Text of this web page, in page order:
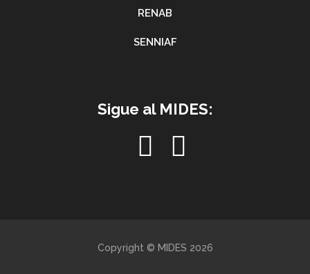
RENAB
SENNIAF
Sigue al MIDES:
Copyright © MIDES 2026